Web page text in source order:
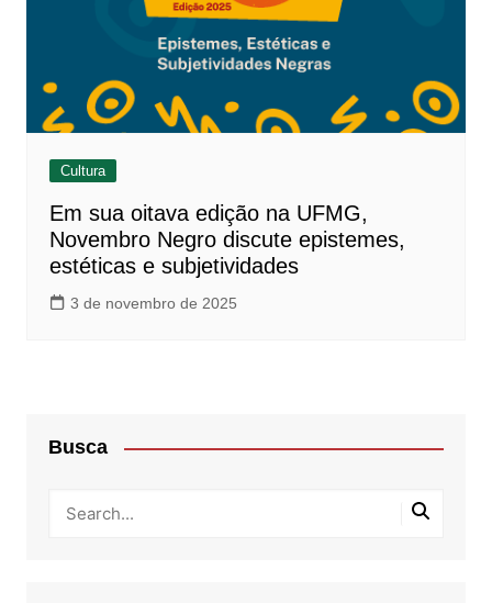
Cultura
Em sua oitava edição na UFMG,
Novembro Negro discute epistemes,
estéticas e subjetividades
3 de novembro de 2025
Busca